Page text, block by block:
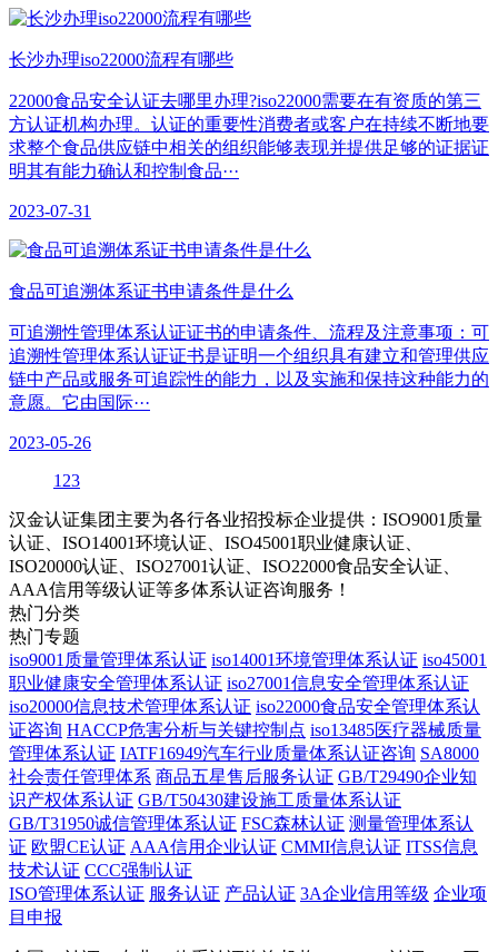
长沙办理iso22000流程有哪些
22000食品安全认证去哪里办理?iso22000需要在有资质的第三
方认证机构办理。认证的重要性消费者或客户在持续不断地要
求整个食品供应链中相关的组织能够表现并提供足够的证据证
明其有能力确认和控制食品···
2023-07-31
食品可追溯体系证书申请条件是什么
可追溯性管理体系认证证书的申请条件、流程及注意事项：可
追溯性管理体系认证证书是证明一个组织具有建立和管理供应
链中产品或服务可追踪性的能力，以及实施和保持这种能力的
意愿。它由国际···
2023-05-26
1 23
汉金认证集团主要为各行各业招投标企业提供：ISO9001质量
认证、ISO14001环境认证、ISO45001职业健康认证、
ISO20000认证、ISO27001认证、ISO22000食品安全认证、
AAA信用等级认证等多体系认证咨询服务！
热门分类
热门专题
iso9001质量管理体系认证 iso14001环境管理体系认证 iso45001
职业健康安全管理体系认证 iso27001信息安全管理体系认证
iso20000信息技术管理体系认证 iso22000食品安全管理体系认
证咨询 HACCP危害分析与关键控制点 iso13485医疗器械质量
管理体系认证 IATF16949汽车行业质量体系认证咨询 SA8000
社会责任管理体系 商品五星售后服务认证 GB/T29490企业知
识产权体系认证 GB/T50430建设施工质量体系认证
GB/T31950诚信管理体系认证 FSC森林认证 测量管理体系认
证 欧盟CE认证 AAA信用企业认证 CMMI信息认证 ITSS信息
技术认证 CCC强制认证
ISO管理体系认证 服务认证 产品认证 3A企业信用等级 企业项
目申报